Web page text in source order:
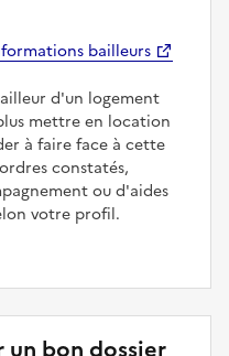
bailleurs
d'un logement
mettre en location
à faire face à cette
constatés,
ou d'aides
votre profil.
bon dossier